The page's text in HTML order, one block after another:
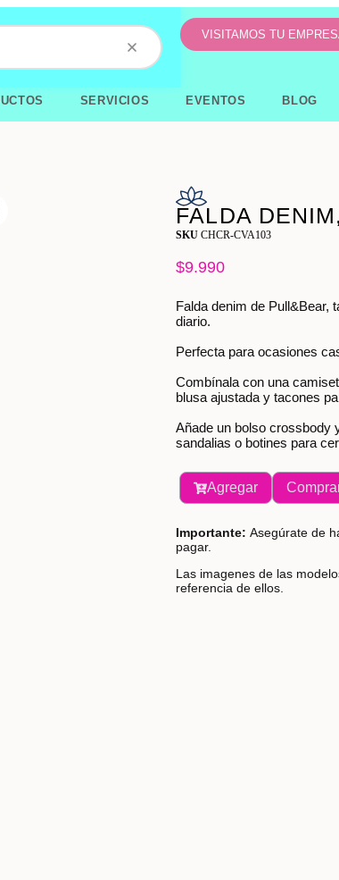
VISITAMOS TU
SERVICIOS EVENTOS BLOG
FALDA
SKUCHCR-CVA103
$9.990
Falda denim de Pull&Bear,
diario.
Perfecta para ocasiones
Combínala con una
blusa ajustada y tacones
Añade un bolso crossbody
sandalias o botines para
Agregar
Importante: Asegúrate de
pagar.
Las imagenes de las
referencia de ellos.